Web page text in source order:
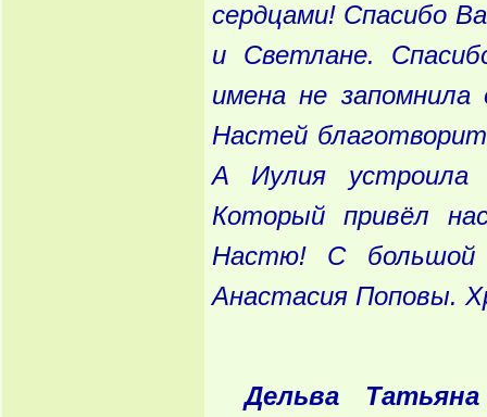
сердцами! Спасибо
и Светлане.
имена не
Настей
А Иулия устроила
Который привёл
Настю! С большой
Анастасия Поповы.
Дельва